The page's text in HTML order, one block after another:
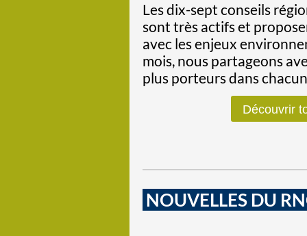
Les dix-sept conseils
sont très actifs et
avec les enjeux
mois, nous partageons
plus porteurs dans
Découvrir
NOUVELLES DU